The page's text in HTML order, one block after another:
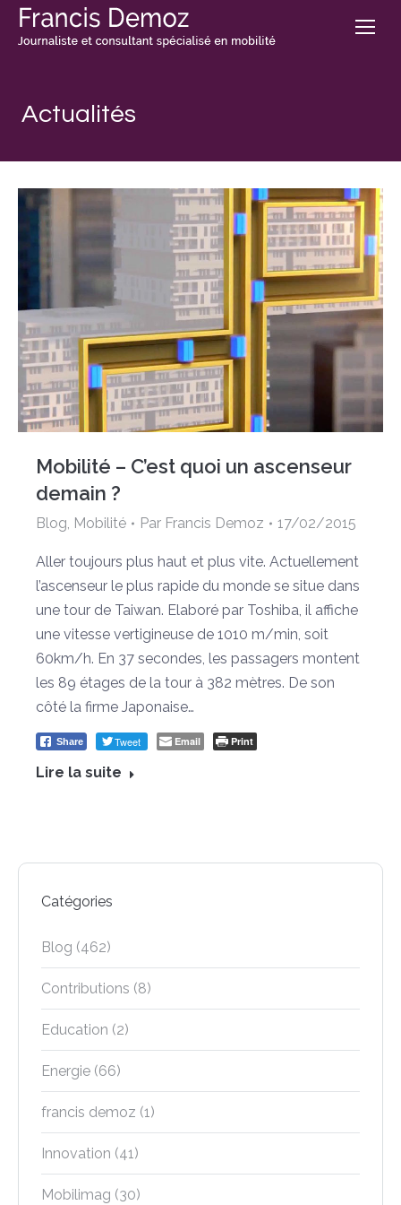
Mobilité – C’est quoi un ascenseur
demain ?
Blog, Mobilité Par Francis Demoz 17/02/2015
Aller toujours plus haut et plus vite. Actuellement
l’ascenseur le plus rapide du monde se situe dans
une tour de Taiwan. Elaboré par Toshiba, il affiche
une vitesse vertigineuse de 1010 m/min, soit
60km/h. En 37 secondes, les passagers montent
les 89 étages de la tour à 382 mètres. De son
côté la firme Japonaise…
Share Tweet Email Print
Lire la suite
Catégories
Blog (462)
Contributions (8)
Education (2)
Energie (66)
francis demoz (1)
Innovation (41)
Mobilimag (30)